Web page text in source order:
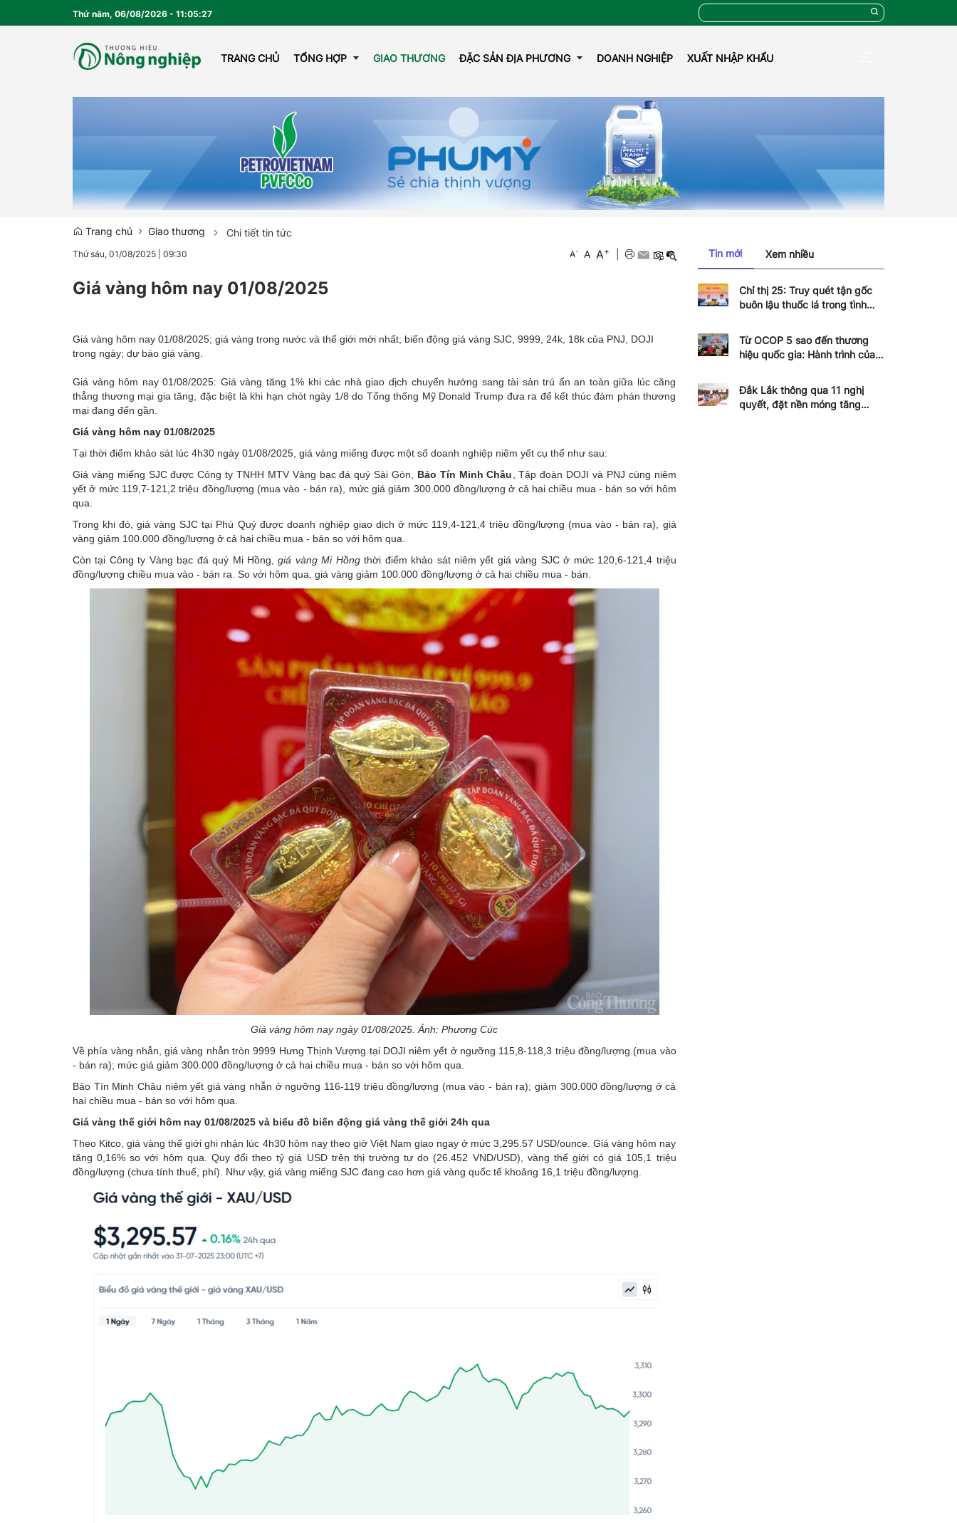
Thứ năm, 06/08/2026 - 11:05:29
TRANG CHỦ TỔNG HỢP
EMAGAZINE
GIAO THƯƠNG ĐẶC SẢN ĐỊA PHƯƠNG
OCOP
DOANH NGHIỆP XUẤT NHẬP KHẨU
Trang chủ Giao thương Chi tiết tin tức
Thứ sáu, 01/08/2025 09:30 A- A A+
Giá vàng hôm nay 01/08/2025
Giá vàng hôm nay 01/08/2025; giá vàng trong nước và thế giới mới nhất; biến động giá vàng SJC, 9999, 24k, 18k của PNJ, DOJI
trong ngày; dự báo giá vàng.
Giá vàng hôm nay 01/08/2025: Giá vàng tăng 1% khi các nhà giao dịch chuyển hướng sang tài sản trú ẩn an toàn giữa lúc căng
thẳng thương mại gia tăng, đặc biệt là khi hạn chót ngày 1/8 do Tổng thống Mỹ Donald Trump đưa ra để kết thúc đàm phán thương
mại đang đến gần.
Giá vàng hôm nay 01/08/2025
Tại thời điểm khảo sát lúc 4h30 ngày 01/08/2025, giá vàng miếng được một số doanh nghiệp niêm yết cụ thể như sau:
Giá vàng miếng SJC được Công ty TNHH MTV Vàng bạc đá quý Sài Gòn, Bảo Tín Minh Châu , Tập đoàn DOJI và PNJ cùng niêm
yết ở mức 119,7-121,2 triệu đồng/lượng (mua vào - bán ra), mức giá giảm 300.000 đồng/lượng ở cả hai chiều mua - bán so với hôm
qua.
Trong khi đó, giá vàng SJC tại Phú Quý được doanh nghiệp giao dịch ở mức 119,4-121,4 triệu đồng/lượng (mua vào - bán ra), giá
vàng giảm 100.000 đồng/lượng ở cả hai chiều mua - bán so với hôm qua.
Còn tại Công ty Vàng bạc đá quý Mi Hồng,giá vàng Mi Hồngthời điểm khảo sát niêm yết giá vàng SJC ở mức 120,6-121,4 triệu
đồng/lượng chiều mua vào - bán ra. So với hôm qua, giá vàng giảm 100.000 đồng/lượng ở cả hai chiều mua - bán.
Giá vàng hôm nay ngày 01/08/2025. Ảnh: Phương Cúc
Về phía vàng nhẫn, giá vàng nhẫn tròn 9999 Hưng Thịnh Vượng tại DOJI niêm yết ở ngưỡng 115,8-118,3 triệu đồng/lượng (mua vào
- bán ra); mức giá giảm 300.000 đồng/lượng ở cả hai chiều mua - bán so với hôm qua.
Bảo Tín Minh Châu niêm yết giá vàng nhẫn ở ngưỡng 116-119 triệu đồng/lượng (mua vào - bán ra); giảm 300.000 đồng/lượng ở cả
hai chiều mua - bán so với hôm qua.
Giá vàng thế giới hôm nay 01/08/2025 và biểu đồ biến động giá vàng thế giới 24h qua
Theo Kitco, giá vàng thế giới ghi nhận lúc 4h30 hôm nay theo giờ Việt Nam giao ngay ở mức 3,295.57 USD/ounce. Giá vàng hôm nay
tăng 0,16% so với hôm qua. Quy đổi theo tỷ giá USD trên thị trường tự do (26.452 VND/USD), vàng thế giới có giá 105,1 triệu
đồng/lượng (chưa tính thuế, phí). Như vậy, giá vàng miếng SJC đang cao hơn giá vàng quốc tế khoảng 16,1 triệu đồng/lượng.
Tin mới Xem nhiều
Chỉ thị 25: Truy quét tận gốc
buôn lậu thuốc lá trong tình
Từ OCOP 5 sao đến thương
hiệu quốc gia: Hành trình của
Đắk Lắk thông qua 11 nghị
quyết, đặt nền móng tăng